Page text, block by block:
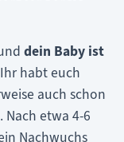
dein Baby ist
habt euch
auch schon
etwa 4-6
Nachwuchs